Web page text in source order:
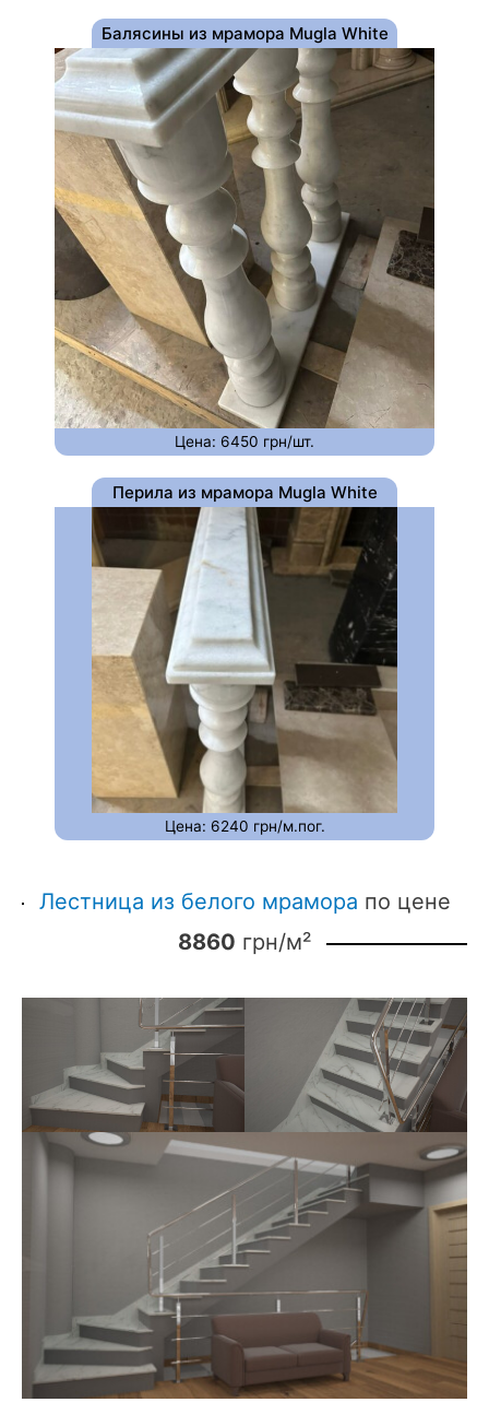
Балясины из мрамора Mugla White
Цена: 6450 грн/шт.
Перила из мрамора Mugla White
Цена: 6240 грн/м.пог.
Лестница из белого мрамора по цене
8860 грн/м²